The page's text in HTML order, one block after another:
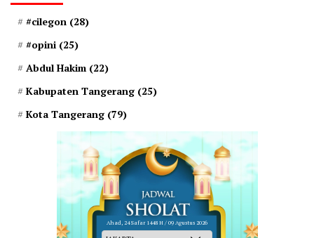
#cilegon (28)
#opini (25)
Abdul Hakim (22)
Kabupaten Tangerang (25)
Kota Tangerang (79)
Ahad, 24 Safar 1448 H / 09 Agustus 2026